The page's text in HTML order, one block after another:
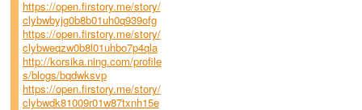
https://open.firstory.me/story/
clybwbyjg0b8b01uh0q939ofg
https://open.firstory.me/story/
clybweqzw0b8l01uhbo7p4qla
http://korsika.ning.com/profile
s/blogs/bqdwksvp
https://open.firstory.me/story/
clybwdk81009r01w87txnh15e